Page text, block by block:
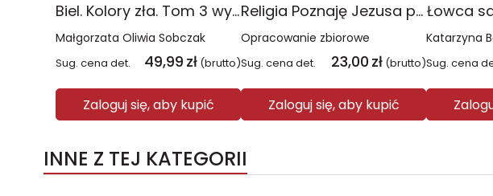
Biel. Kolory zła. Tom 3 wyd. 2025
Małgorzata Oliwia Sobczak
Sug. cena det. 49,99 zł (brutto)
Zaloguj się, aby kupić
Religia Poznaję Jezusa podręcznik dla klasy 3 szkoły podstawowej
Opracowanie zbiorowe
Sug. cena det. 23,00 zł (brutto)
Zaloguj się, aby kupić
Łowca
Katarzyna
Sug. cena
INNE Z TEJ KATEGORII